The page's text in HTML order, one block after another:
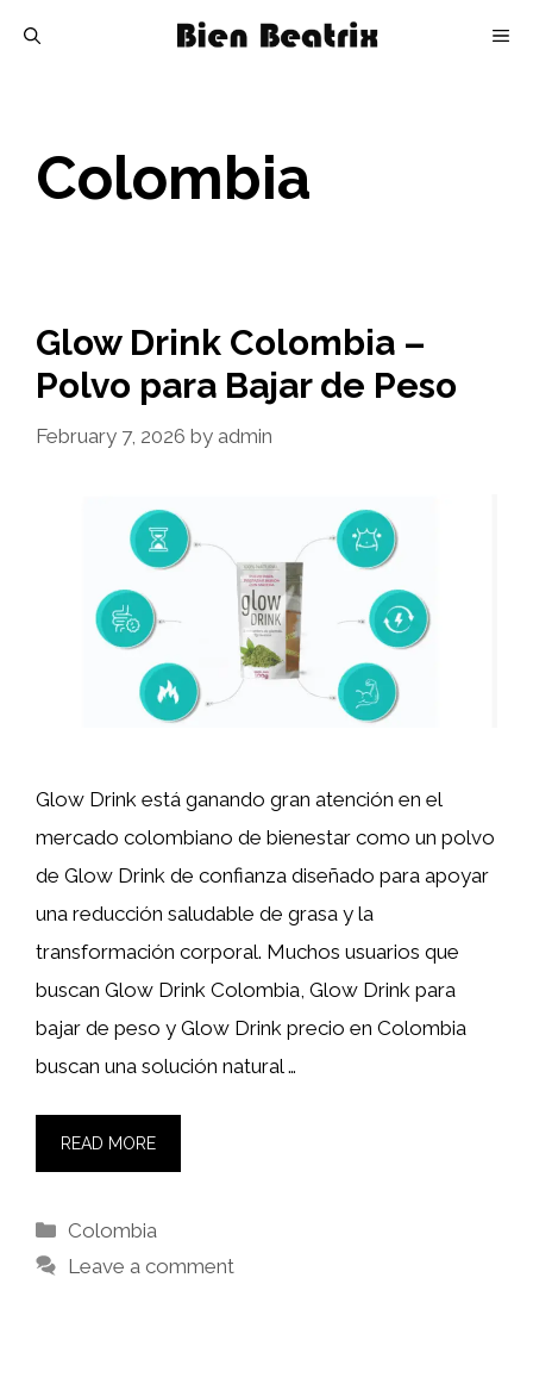
Colombia
Glow Drink Colombia –
Polvo para Bajar de Peso
February 7, 2026 by admin
Glow Drink está ganando gran atención en el
mercado colombiano de bienestar como un polvo
de Glow Drink de confianza diseñado para apoyar
una reducción saludable de grasa y la
transformación corporal. Muchos usuarios que
buscan Glow Drink Colombia, Glow Drink para
bajar de peso y Glow Drink precio en Colombia
buscan una solución natural …
READ MORE
Categories
Colombia
Leave a comment